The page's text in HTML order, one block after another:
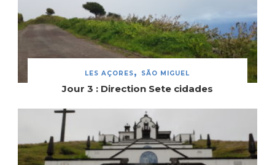
LES AÇORES SÃO MIGUEL
Jour 3 : Direction Sete cidades